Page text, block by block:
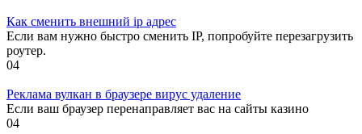
Как сменить внешний ip адрес
Если вам нужно быстро сменить IP, попробуйте перезагрузить
роутер.
04
Реклама вулкан в браузере вирус удаление
Если ваш браузер перенаправляет вас на сайты казино
04